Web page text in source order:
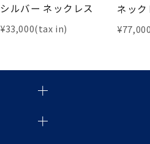
シルバー ネックレス
¥33,000(tax in)
ネッ